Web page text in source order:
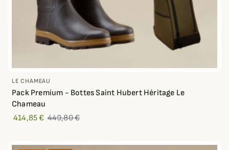
LE CHAMEAU
Pack Premium - Bottes Saint Hubert Héritage Le
Chameau
414,85 € 449,80 €